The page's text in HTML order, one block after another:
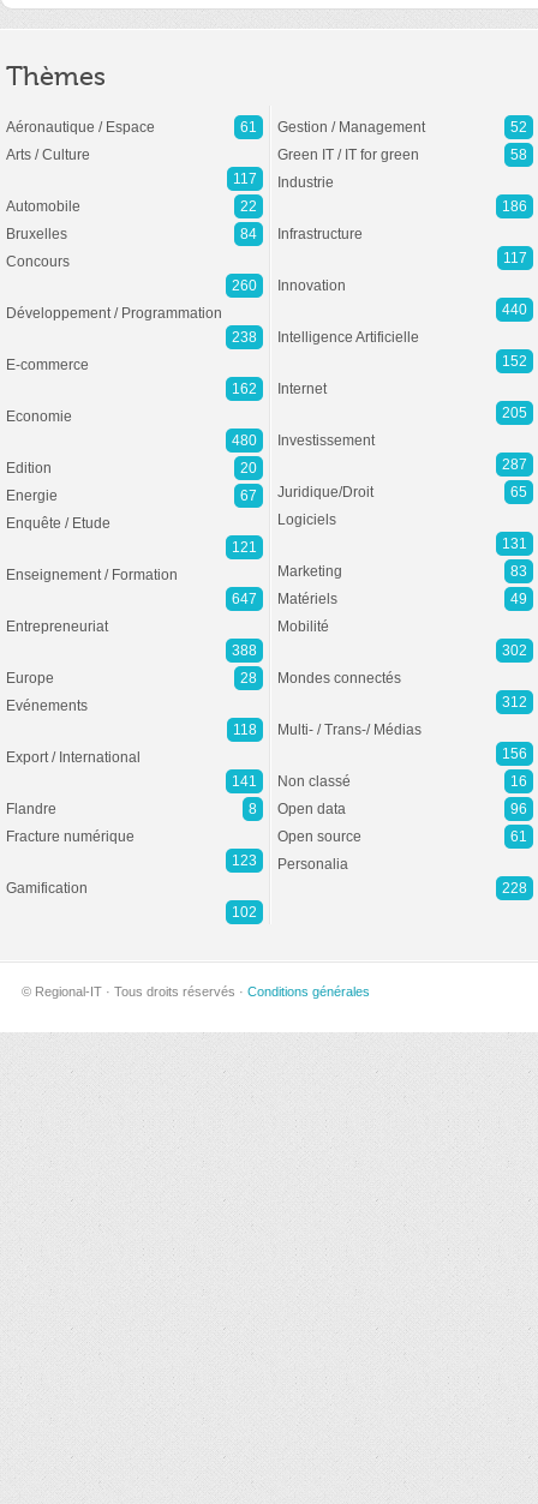
Thèmes
Aéronautique / Espace
61
Arts / Culture
117
Automobile
22
Bruxelles
84
Concours
260
Développement / Programmation
238
E-commerce
162
Economie
480
Edition
20
Energie
67
Enquête / Etude
121
Enseignement / Formation
647
Entrepreneuriat
388
Europe
28
Evénements
118
Export / International
141
Flandre
8
Fracture numérique
123
Gamification
102
Gestion / Management
52
Green IT / IT for green
58
Industrie
186
Infrastructure
117
Innovation
440
Intelligence Artificielle
152
Internet
205
Investissement
287
Juridique/Droit
65
Logiciels
131
Marketing
83
Matériels
49
Mobilité
302
Mondes connectés
312
Multi- / Trans-/ Médias
156
Non classé
16
Open data
96
Open source
61
Personalia
228
© Regional-IT · Tous droits réservés · Conditions générales